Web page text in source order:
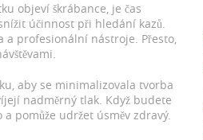
objeví škrábance, je čas
účinnost při hledání kazů.
a profesionální nástroje. Přesto,
aby se minimalizovala tvorba
nadměrný tlak. Když budete
pomůže udržet úsměv zdravý.